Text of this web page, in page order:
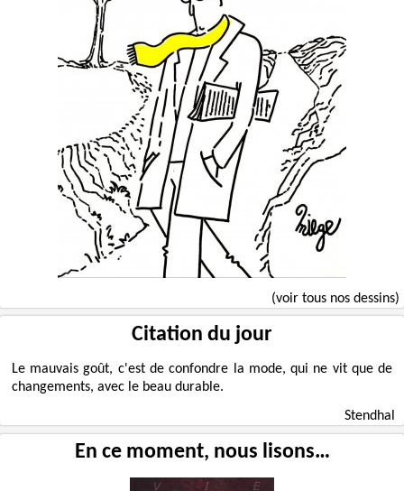
(voir tous nos dessins)
Citation du jour
Le mauvais goût, c'est de confondre la mode, qui ne vit que de
changements, avec le beau durable.
Stendhal
En ce moment, nous lisons…